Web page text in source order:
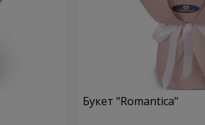
Букет "Romantica"